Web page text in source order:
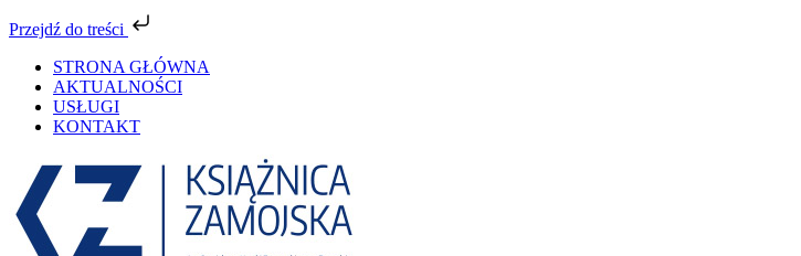
Przejdź do treści
zawartości
STRONA GŁÓWNA
AKTUALNOŚCI
USŁUGI
KONTAKT
Facebook
YouTube
Instagram
Tiktok